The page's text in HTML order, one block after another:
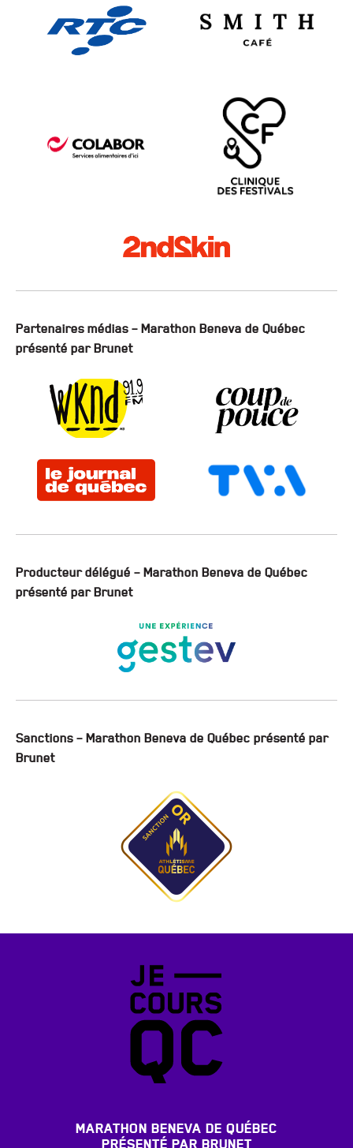
Partenaires médias – Marathon Beneva de Québec
présenté par Brunet
Producteur délégué – Marathon Beneva de Québec
présenté par Brunet
Sanctions – Marathon Beneva de Québec présenté par
Brunet
MARATHON BENEVA DE QUÉBEC
PRÉSENTÉ PAR BRUNET